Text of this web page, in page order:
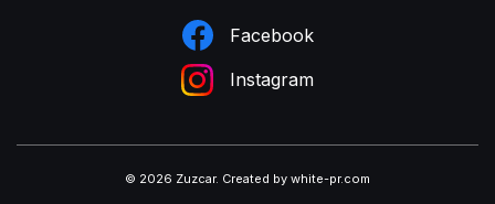
Facebook
Instagram
© 2026 Zuzcar. Created by white-pr.com